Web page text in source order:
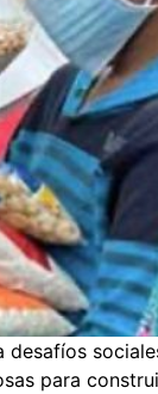
desafíos
para